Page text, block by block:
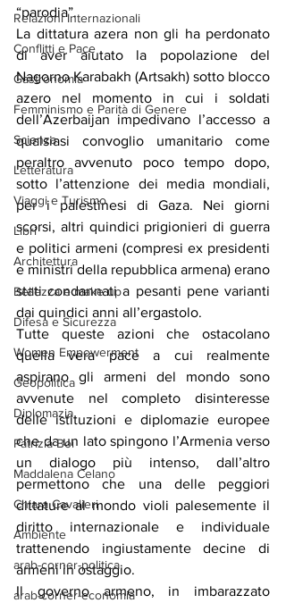
Relazioni Internazionali
Conflitti e Pace
Gastronomia
Femminismo e Parità di Genere
Scienza
Letteratura
Viaggi e Turismo
Libri
Architettura
Bellezza e make up
Difesa e Sicurezza
Women Empowerment
Geopolitica
Diplomazia
Patrizia Boi
Maddalena Celano
Chiara Cavalieri
Ambiente
arab-corner-politica
arab-corner-economia
“parodia”.
La dittatura azera non gli ha perdonato
di aver aiutato la popolazione del
Nagorno Karabakh (Artsakh) sotto blocco
azero nel momento in cui i soldati
dell’Azerbaijan impedivano l’accesso a
qualsiasi convoglio umanitario come
peraltro avvenuto poco tempo dopo,
sotto l’attenzione dei media mondiali,
per i palestinesi di Gaza. Nei giorni
scorsi, altri quindici prigionieri di guerra
e politici armeni (compresi ex presidenti
e ministri della repubblica armena) erano
stati condannati a pesanti pene varianti
dai quindici anni all’ergastolo.
Tutte queste azioni che ostacolano
quella vera pace a cui realmente
aspirano gli armeni del mondo sono
avvenute nel completo disinteresse
delle istituzioni e diplomazie europee
che da un lato spingono l’Armenia verso
un dialogo più intenso, dall’altro
permettono che una delle peggiori
dittature al mondo violi palesemente il
diritto internazionale e individuale
trattenendo ingiustamente decine di
armeni in ostaggio.
Il governo armeno, in imbarazzato